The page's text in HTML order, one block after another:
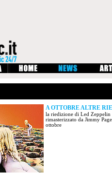
A OTTOBRE ALTRE
la riedizione di Led
rimasterizzato da Jimmy
ottobre